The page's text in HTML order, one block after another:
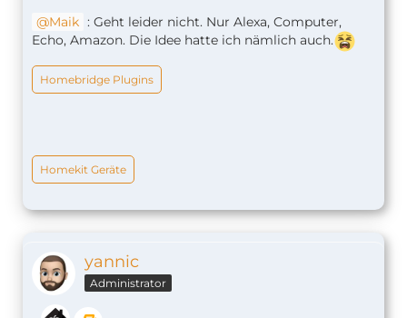
Maik : Geht leider nicht. Nur Alexa, Computer,
Echo, Amazon. Die Idee hatte ich nämlich auch.
Homebridge Plugins
Homekit Geräte
yannic
Administrator